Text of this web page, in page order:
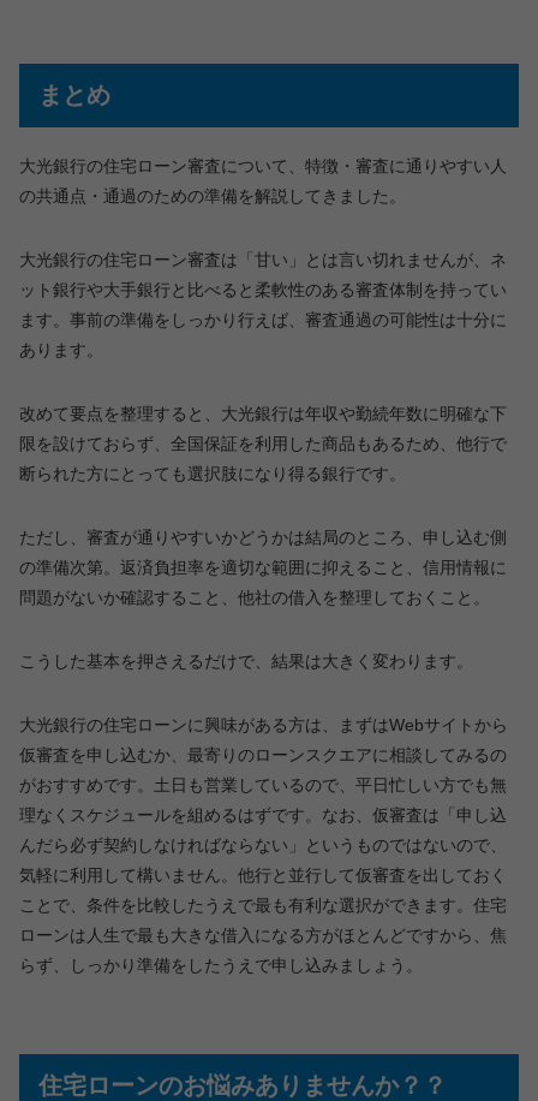
まとめ
大光銀行の住宅ローン審査について、特徴・審査に通りやすい人
の共通点・通過のための準備を解説してきました。
大光銀行の住宅ローン審査は「甘い」とは言い切れませんが、ネ
ット銀行や大手銀行と比べると柔軟性のある審査体制を持ってい
ます。事前の準備をしっかり行えば、審査通過の可能性は十分に
あります。
改めて要点を整理すると、大光銀行は年収や勤続年数に明確な下
限を設けておらず、全国保証を利用した商品もあるため、他行で
断られた方にとっても選択肢になり得る銀行です。
ただし、審査が通りやすいかどうかは結局のところ、申し込む側
の準備次第。返済負担率を適切な範囲に抑えること、信用情報に
問題がないか確認すること、他社の借入を整理しておくこと。
こうした基本を押さえるだけで、結果は大きく変わります。
大光銀行の住宅ローンに興味がある方は、まずはWebサイトから
仮審査を申し込むか、最寄りのローンスクエアに相談してみるの
がおすすめです。土日も営業しているので、平日忙しい方でも無
理なくスケジュールを組めるはずです。なお、仮審査は「申し込
んだら必ず契約しなければならない」というものではないので、
気軽に利用して構いません。他行と並行して仮審査を出しておく
ことで、条件を比較したうえで最も有利な選択ができます。住宅
ローンは人生で最も大きな借入になる方がほとんどですから、焦
らず、しっかり準備をしたうえで申し込みましょう。
住宅ローンのお悩みありませんか？？